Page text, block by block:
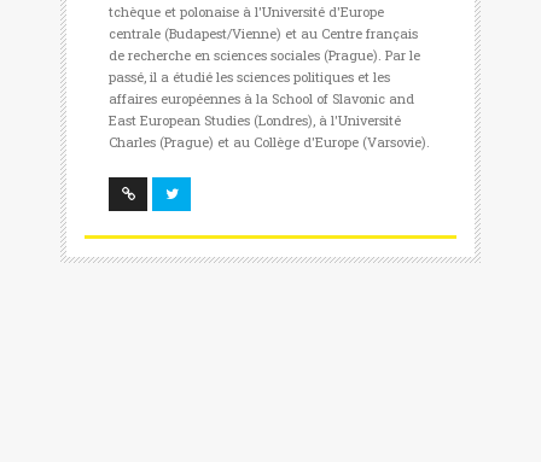
tchèque et polonaise à l'Université d'Europe
centrale (Budapest/Vienne) et au Centre français
de recherche en sciences sociales (Prague). Par le
passé, il a étudié les sciences politiques et les
affaires européennes à la School of Slavonic and
East European Studies (Londres), à l'Université
Charles (Prague) et au Collège d'Europe (Varsovie).